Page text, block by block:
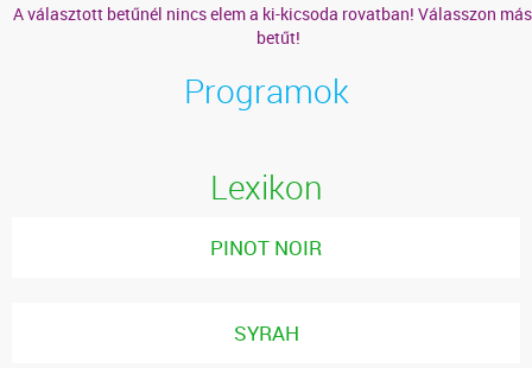
A választott betűnél nincs elem a ki-kicsoda rovatban! Válasszon
betűt!
Programok
Lexikon
PINOT NOIR
SYRAH